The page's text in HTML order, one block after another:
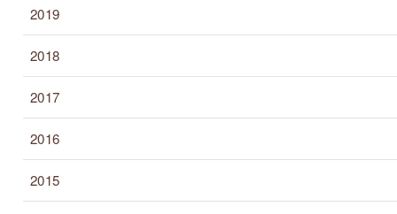
2019
2018
2017
2016
2015